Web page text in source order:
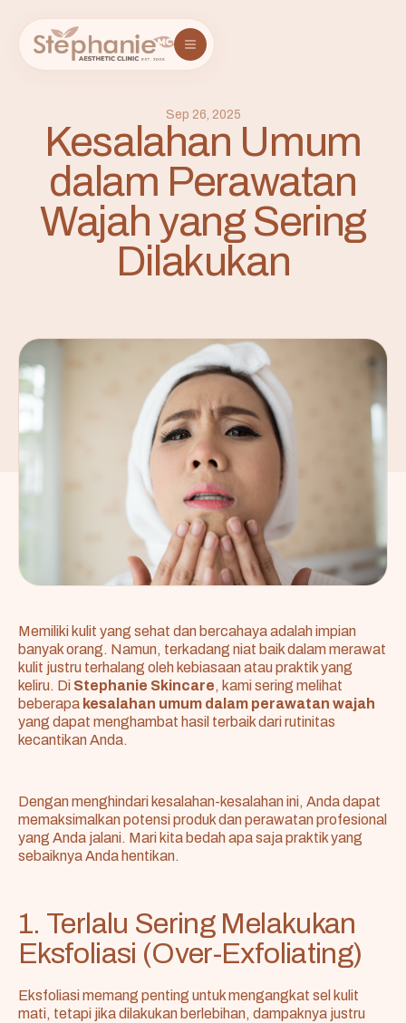
Sep 26, 2025
Kesalahan Umum
dalam Perawatan
Wajah yang Sering
Dilakukan
Memiliki kulit yang sehat dan bercahaya adalah impian
banyak orang. Namun, terkadang niat baik dalam merawat
kulit justru terhalang oleh kebiasaan atau praktik yang
keliru. Di Stephanie Skincare, kami sering melihat
beberapa kesalahan umum dalam perawatan wajah
yang dapat menghambat hasil terbaik dari rutinitas
kecantikan Anda.
Dengan menghindari kesalahan-kesalahan ini, Anda dapat
memaksimalkan potensi produk dan perawatan profesional
yang Anda jalani. Mari kita bedah apa saja praktik yang
sebaiknya Anda hentikan.
1. Terlalu Sering Melakukan
Eksfoliasi (Over-Exfoliating)
Eksfoliasi memang penting untuk mengangkat sel kulit
mati, tetapi jika dilakukan berlebihan, dampaknya justru